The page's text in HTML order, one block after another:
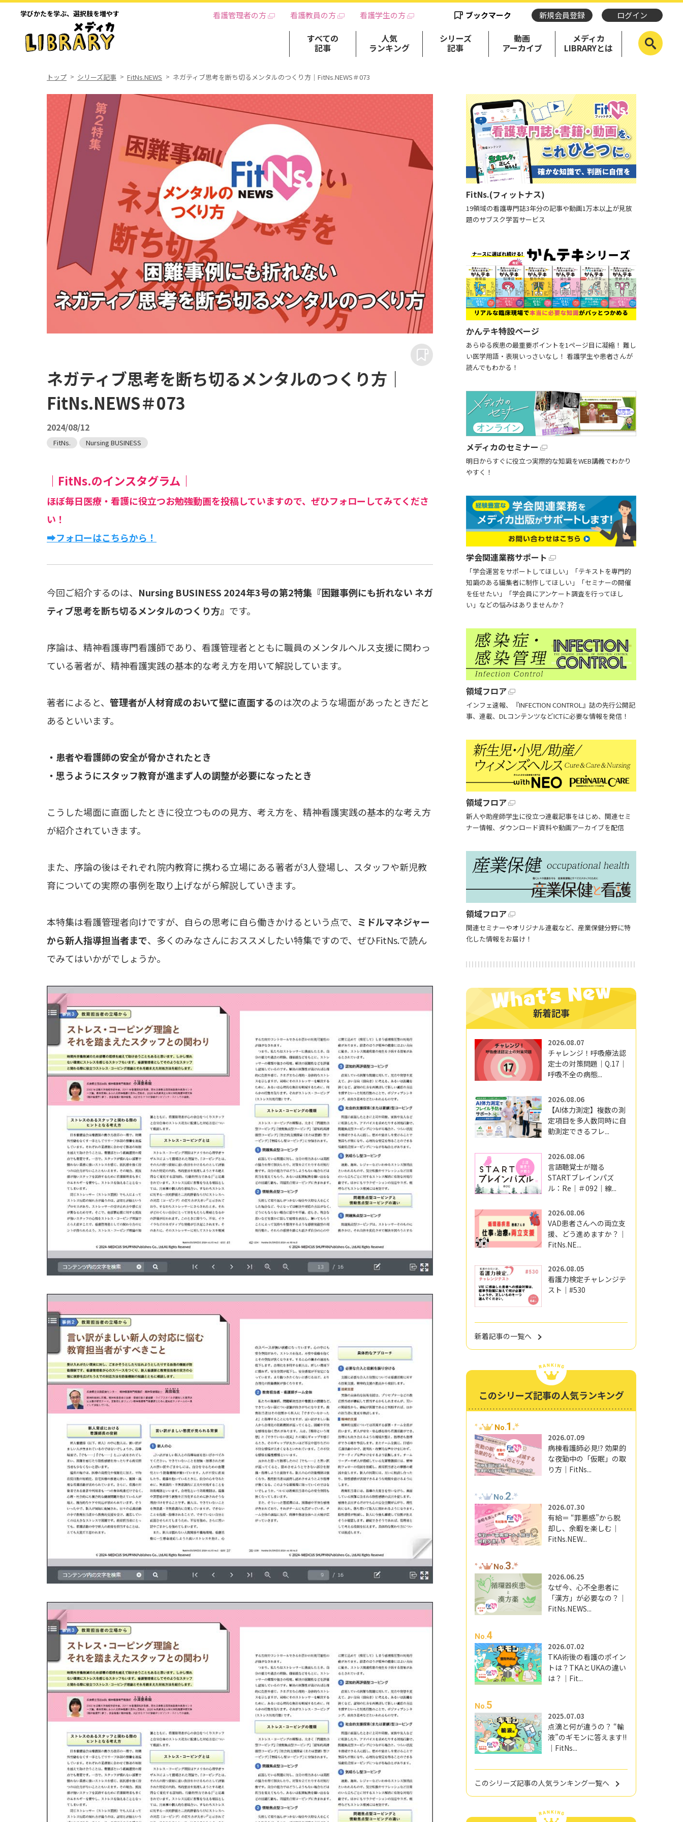
学びかたを学ぶ、 選択肢を増やす 看護管理者の方 看護教員の方 看護学生の方 ブックマーク 新規会員登録 ログイン
すべての
記事
人気
ランキング
シリーズ
記事
動画
アーカイブ
メディカ
LIBRARYとは
トップ シリーズ記事 FitNs.NEWS ネガティブ思考を断ち切るメンタルのつくり方｜FitNs.NEWS＃073
ネガティブ思考を断ち切るメンタルのつくり方｜
FitNs.NEWS＃073
2024/08/12
FitNs. Nursing BUSINESS
｜FitNs.のインスタグラム｜
ほぼ毎日医療・看護に役立つお勉強動画を投稿していますので、ぜひフォローしてみてくださ
い！
➡フォローはこちらから！
今回ご紹介するのは、 Nursing BUSINESS 2024年3号の第2特集『困難事例にも折れない ネガ
ティブ思考を断ち切るメンタルのつくり方』 です。
序論は、精神看護専門看護師であり、看護管理者とともに職員のメンタルヘルス支援に関わっ
ている著者が、精神看護実践の基本的な考え方を用いて解説しています。
著者によると、 管理者が人材育成のおいて壁に直面するのは次のような場面があったときだと
あるといいます。
・患者や看護師の安全が脅かされたとき
・思うようにスタッフ教育が進まず人の調整が必要になったとき
こうした場面に直面したときに役立つものの見方、考え方を、精神看護実践の基本的な考え方
が紹介されていきます。
また、序論の後はそれぞれ院内教育に携わる立場にある著者が3人登場し、スタッフや新児教
育についての実際の事例を取り上げながら解説していきます。
本特集は看護管理者向けですが、自らの思考に自ら働きかけるという点で、 ミドルマネジャー
から新人指導担当者まで、多くのみなさんにおススメしたい特集ですので、ぜひFitNs.で読ん
でみてはいかがでしょうか。
FitNs.(フィットナス)
19領域の看護専門誌3年分の記事や動画1万本以上が見放
題のサブスク学習サービス
かんテキ特設ページ
あらゆる疾患の最重要ポイントを1ページ目に凝縮！ 難し
い医学用語・表現いっさいなし！ 看護学生や患者さんが
読んでもわかる！
メディカのセミナー
明日からすぐに役立つ実際的な知識をWEB講義でわかり
やすく！
学会関連業務サポート
「学会運営をサポートしてほしい」「テキストを専門的
知識のある編集者に制作してほしい」「セミナーの開催
を任せたい」「学会員にアンケート調査を行ってほし
い」などの悩みはありませんか？
領域フロア
インフェ速報、『INFECTION CONTROL』誌の先行公開記
事、連載、DLコンテンツなどICTに必要な情報を発信！
領域フロア
新人や助産師学生に役立つ連載記事をはじめ、関連セミ
ナー情報、ダウンロード資料や動画アーカイブを配信
領域フロア
関連セミナーやオリジナル連載など、産業保健分野に特
化した情報をお届け！
新着記事
2026.08.07
チャレンジ！呼吸療法認
定士の対策問題｜Q.17｜
呼吸不全の病態...
2026.08.06
【AI体力測定】複数の測
定項目を多人数同時に自
動測定できるフレ...
2026.08.06
言語聴覚士が贈る
STARTブレインパズ
ル：Re｜＃092｜線...
2026.08.06
VAD患者さんへの両立支
援、どう進めますか？｜
FitNs.NE...
2026.08.05
看護力検定チャレンジテ
スト｜#530
新着記事の一覧へ
このシリーズ記事の人気ランキング
No.1
2026.07.09
病棟看護師必見⁉ 効果的
な夜勤中の「仮眠」の取
り方｜FitNs...
No.2
2026.07.30
有給＝ “罪悪感”から脱
却し、余暇を楽しむ｜
FitNs.NEW...
No.3
2026.06.25
なぜ今、心不全患者に
「漢方」が必要なの？｜
FitNs.NEWS...
No.4
2026.07.02
TKA術後の看護のポイン
トは？TKAとUKAの違い
は？｜Fit...
No.5
2025.07.03
点滴と何が違うの？ “輸
液”のギモンに答えます!!
｜FitNs...
このシリーズ記事の人気ランキング一覧へ